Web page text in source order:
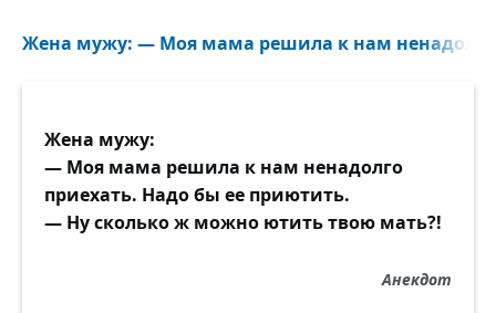
Жена мужу: — Моя мама решила к нам ненадолго
Жена мужу:
— Моя мама решила к нам ненадолго
приехать. Надо бы ее приютить.
— Ну сколько ж можно ютить твою мать?!
Анекдот